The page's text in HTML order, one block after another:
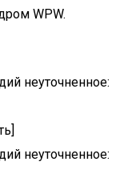
WPW.
неуточненное:
неуточненное: